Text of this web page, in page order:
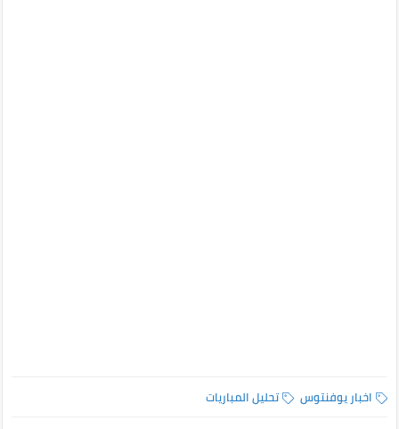
اخبار يوفنتوس تحليل المباريات